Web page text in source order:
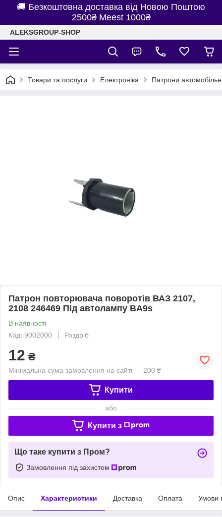
🚚 Безкоштовна доставка від Новою Поштою
2500₴ Meest 1000₴
ALEKSGROUP-SHOP
Товари та послуги Електроніка Патрони
Патрон повторювача поворотів ВАЗ 2107,
2108 246469 Під автолампу BA9s
В наявності
Код: 9002000
Роздріб
12 ₴
Мінімальна сума замовлення на сайті — 200 ₴
Купити
або
Купити з
Що таке купити з Пром?
Замовлення під захистом
Опис Характеристики Доставка Оплата Умови